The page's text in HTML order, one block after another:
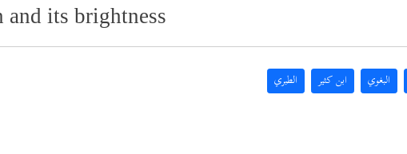
its brightness
البغوي ابن كثير الطبري